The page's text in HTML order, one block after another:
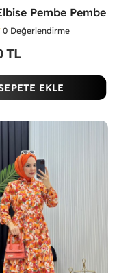
Pembe Pembe
0 Değerlendirme
TL
EKLE